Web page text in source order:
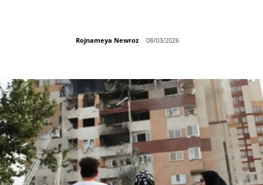
Rojnameya Newroz 08/03/2026